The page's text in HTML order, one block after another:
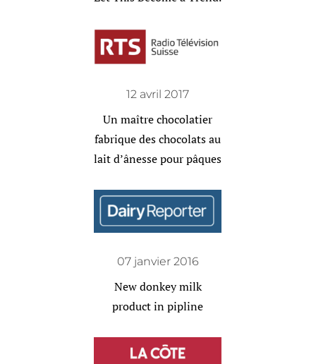
12 avril 2017
Un maître chocolatier
fabrique des chocolats au
lait d’ânesse pour pâques
07 janvier 2016
New donkey milk
product in pipline